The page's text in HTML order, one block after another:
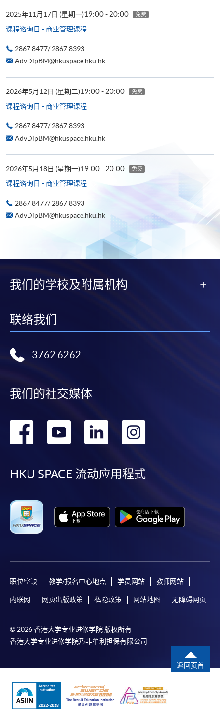
2025年11月17日 (星期一)19:00 - 20:00 免费
课程谘询日 - 商业管理课程
2867 8477/ 2867 8393
AdvDipBM@hkuspace.hku.hk
2026年5月12日 (星期二)19:00 - 20:00 免费
课程谘询日 - 商业管理课程
2867 8477/ 2867 8393
AdvDipBM@hkuspace.hku.hk
2026年5月18日 (星期一)19:00 - 20:00 免费
课程谘询日 - 商业管理课程
2867 8477/ 2867 8393
AdvDipBM@hkuspace.hku.hk
我们的学校及附属机构
联络我们
3762 6262
我们的社交媒体
转
facebook
转
youtube
转
linkedin
转
HKU SPACE 流动应用程式
职位空缺 教学/报名中心地点 学员网站 教师网站
内联网 网页出版政策 私隐政策 网站地图 无障碍网页
© 2026 香港大学专业进修学院 版权所有
香港大学专业进修学院乃非牟利担保有限公司
返回页首